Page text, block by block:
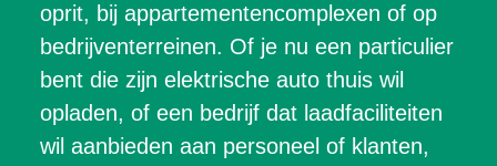
oprit, bij appartementencomplexen of op
bedrijventerreinen. Of je nu een particulier
bent die zijn elektrische auto thuis wil
opladen, of een bedrijf dat laadfaciliteiten
wil aanbieden aan personeel of klanten,